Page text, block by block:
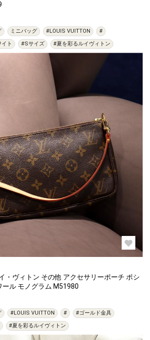
ミニバッグ #LOUIS VUITTON
#
ト #Sサイズ #夏を彩るルイヴィトン
ール モノグラム M51980
#LOUIS VUITTON #
#ゴールド金具
#夏を彩るルイヴィトン